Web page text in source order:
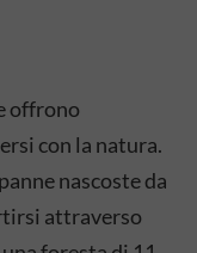
offrono
con la natura.
nascoste da
attraverso